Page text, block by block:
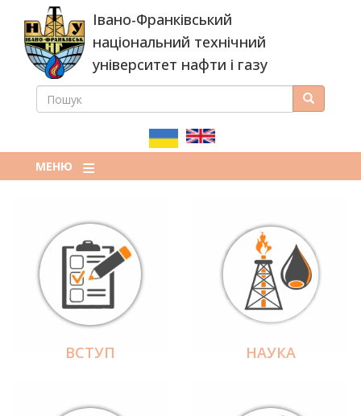
основного
вмісту
Івано-Франківський
національний технічний
університет нафти і газу
ПОШУКОВА
ПОШУК Пошук
МЕНЮ
ВСТУП НАУКА